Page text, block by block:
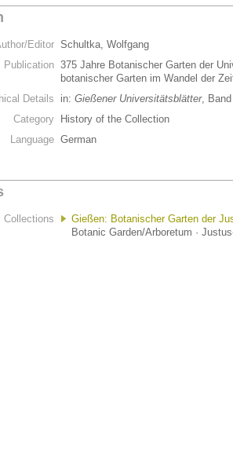
Editor Schultka, Wolfgang
Publication 375 Jahre Botanischer Garten der
botanischer Garten im Wandel der
Details
in: Gießener Universitätsblätter,
Category
History of the Collection
Language German
Collections
Gießen: Botanischer Garten der
Botanic Garden/Arboretum ·